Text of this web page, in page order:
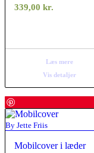
339,00 kr.
Læs mere
Vis detaljer
By Jette Friis
Mobilcover i læder